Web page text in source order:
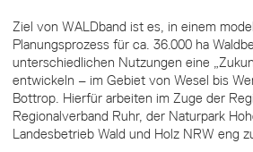
Ziel von WALDband ist es, in einem
Planungsprozess für ca. 36.000 ha
unterschiedlichen Nutzungen eine
entwickeln – im Gebiet von Wesel bis
Bottrop. Hierfür arbeiten im Zuge der
Regionalverband Ruhr, der Naturpark
Landesbetrieb Wald und Holz NRW eng